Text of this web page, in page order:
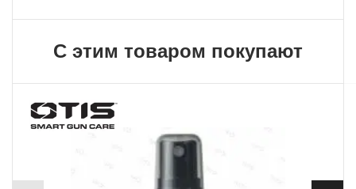
С этим товаром покупают